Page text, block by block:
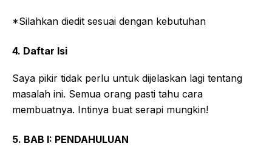
*Silahkan diedit sesuai dengan kebutuhan
4. Daftar Isi
Saya pikir tidak perlu untuk dijelaskan lagi tentang
masalah ini. Semua orang pasti tahu cara
membuatnya. Intinya buat serapi mungkin!
5. BAB I: PENDAHULUAN